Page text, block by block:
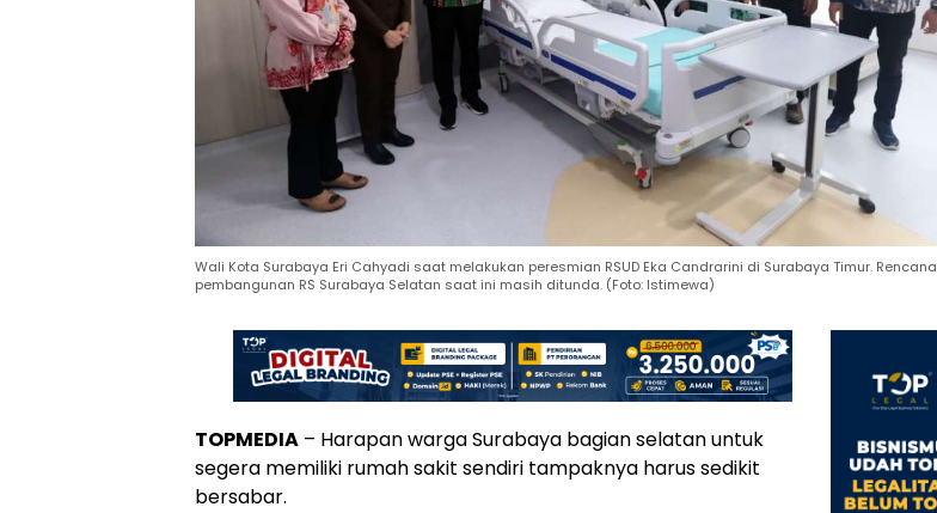
Wali Kota Surabaya Eri Cahyadi saat melakukan peresmian RSUD Eka Candrarini di Surabaya Timur. Rencana
pembangunan RS Surabaya Selatan saat ini masih ditunda. (Foto: Istimewa)
TOPMEDIA – Harapan warga Surabaya bagian selatan untuk
segera memiliki rumah sakit sendiri tampaknya harus sedikit
bersabar.